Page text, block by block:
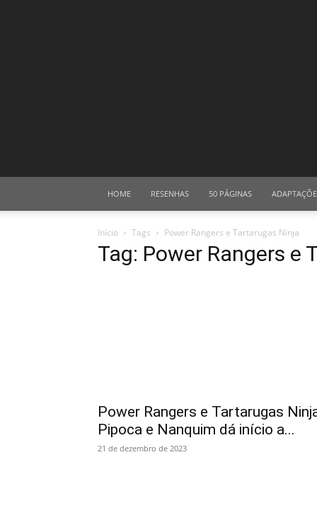
HOME RESENHAS 50 PÁGINAS
Início Tags Power Rangers e Tartarugas Ninja
Tag: Power Rangers e
Power Rangers e Tartarugas
Pipoca e Nanquim dá início a...
21 de dezembro de 2023